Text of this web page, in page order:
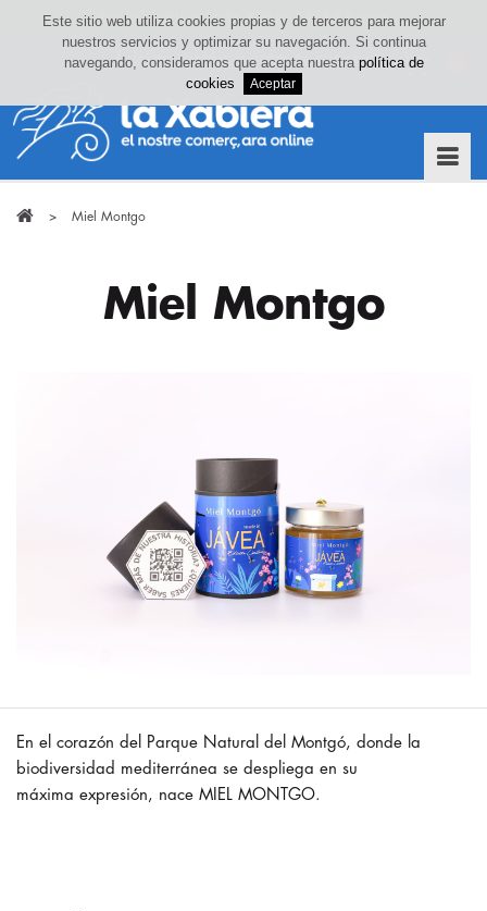
Iniciar sesión o crea tu cuenta
> Miel Montgo
Miel Montgo
En el corazón del Parque Natural del Montgó, donde la
biodiversidad mediterránea se despliega en su
máxima expresión, nace MIEL MONTGO.
Este sitio web utiliza cookies propias y de terceros para mejorar
nuestros servicios y optimizar su navegación. Si continua
navegando, consideramos que acepta nuestra política de
cookies